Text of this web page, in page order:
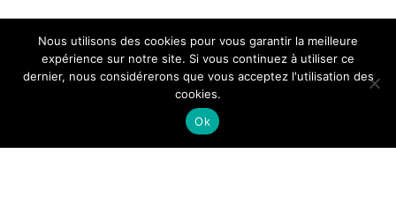
Nous utilisons des cookies pour vous garantir la meilleure
expérience sur notre site. Si vous continuez à utiliser ce
dernier, nous considérerons que vous acceptez l'utilisation des
cookies.
Ok